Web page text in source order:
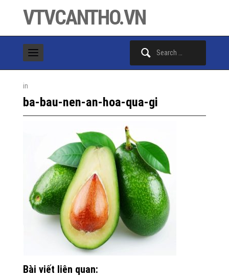
VTVCANTHO.VN
in
ba-bau-nen-an-hoa-qua-gi
Bài viết liên quan: